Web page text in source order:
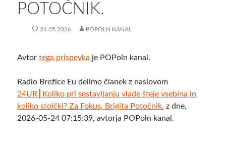
POTOČNIK.
24.05.2026 POPOLN KANAL
Avtor tega prispevka je POPoln kanal.
Radio Brežice Eu delimo članek z naslovom
24UR┃Koliko pri sestavljanju vlade šteje vsebina in
koliko stolčki? Za Fokus, Brigita Potočnik. z dne,
2026-05-24 07:15:39, avtorja POPoln kanal.